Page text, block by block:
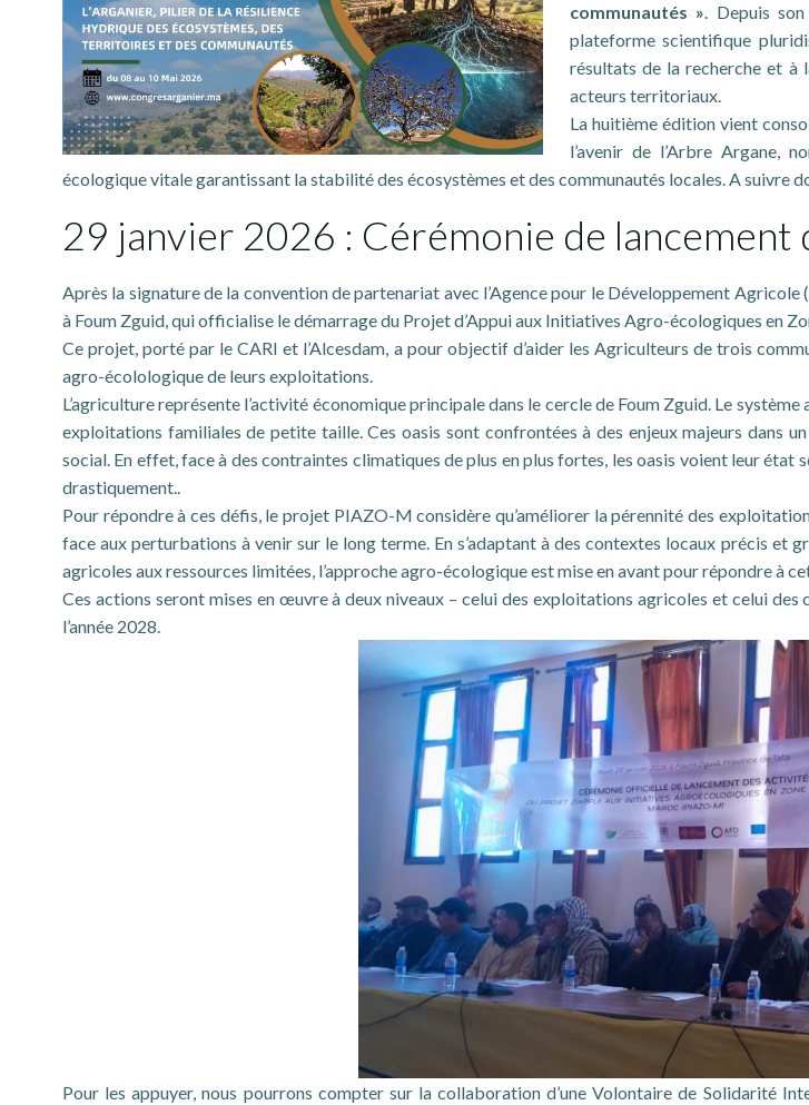
communautés ». Depuis
plateforme scientifique
résultats de la recherche et à
acteurs territoriaux.
La huitième édition vient
l’avenir de l’Arbre Argane,
écologique vitale garantissant la stabilité des écosystèmes et des communautés locales. A suivre
29 janvier 2026 : Cérémonie de lancement
Après la signature de la convention de partenariat avec l’Agence pour le Développement
à Foum Zguid, qui officialise le démarrage du Projet d’Appui aux Initiatives Agro-écologiques en
Ce projet, porté par le CARI et l’Alcesdam, a pour objectif d’aider les Agriculteurs de trois
agro-écolologique de leurs exploitations.
L’agriculture représente l’activité économique principale dans le cercle de Foum Zguid. Le
exploitations familiales de petite taille. Ces oasis sont confrontées à des enjeux majeurs dans
social. En effet, face à des contraintes climatiques de plus en plus fortes, les oasis voient leur
drastiquement..
Pour répondre à ces défis, le projet PIAZO-M considère qu’améliorer la pérennité des
face aux perturbations à venir sur le long terme. En s’adaptant à des contextes locaux précis
agricoles aux ressources limitées, l’approche agro-écologique est mise en avant pour répondre à
Ces actions seront mises en œuvre à deux niveaux – celui des exploitations agricoles et celui
l’année 2028.
Pour les appuyer, nous pourrons compter sur la collaboration d’une Volontaire de Solidarité